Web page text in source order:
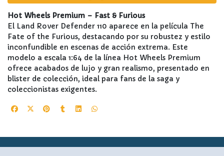
Hot Wheels Premium – Fast & Furious
El Land Rover Defender 110 aparece en la película The
Fate of the Furious, destacando por su robustez y estilo
inconfundible en escenas de acción extrema. Este
modelo a escala 1:64 de la línea Hot Wheels Premium
ofrece acabados de lujo y gran realismo, presentado en
blister de colección, ideal para fans de la saga y
coleccionistas exigentes.